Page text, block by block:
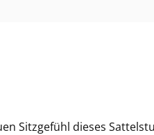
Sitzgefühl dieses